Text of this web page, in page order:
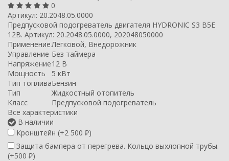
0
Артикул: 20.2048.05.0000
Предпусковой подогреватель двигателя HYDRONIC S3 B5E
12В. Артикул: 20.2048.05.0000, 202048050000
ПрименениеЛегковой, Внедорожник
Управление Без таймера
Напряжение12 В
Мощность
5 кВт
Тип топливаБензин
Тип
Жидкостный отопитель
Класс
Предпусковой подогреватель
Все характеристики
В наличии
Кронштейн (+2 500 ₽)
Защита бампера от перегрева. Кольцо выхлопной трубы.
(+500 ₽)